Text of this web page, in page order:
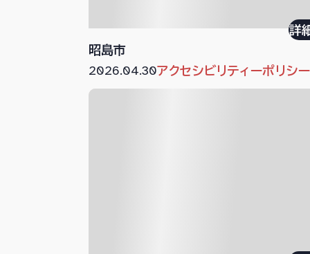
昭島市
詳
2026.04.30アクセシビリティーポリシー